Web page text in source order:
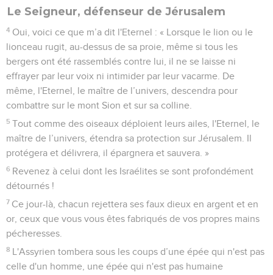
Le Seigneur, défenseur de Jérusalem
4 Oui, voici ce que m’a dit l'Eternel : « Lorsque le lion ou le
lionceau rugit, au-dessus de sa proie, même si tous les
bergers ont été rassemblés contre lui, il ne se laisse ni
effrayer par leur voix ni intimider par leur vacarme. De
même, l'Eternel, le maître de l’univers, descendra pour
combattre sur le mont Sion et sur sa colline.
5 Tout comme des oiseaux déploient leurs ailes, l'Eternel, le
maître de l’univers, étendra sa protection sur Jérusalem. Il
protégera et délivrera, il épargnera et sauvera. »
6 Revenez à celui dont les Israélites se sont profondément
détournés !
7 Ce jour-là, chacun rejettera ses faux dieux en argent et en
or, ceux que vous vous êtes fabriqués de vos propres mains
pécheresses.
8 L'Assyrien tombera sous les coups d’une épée qui n'est pas
celle d'un homme, une épée qui n'est pas humaine